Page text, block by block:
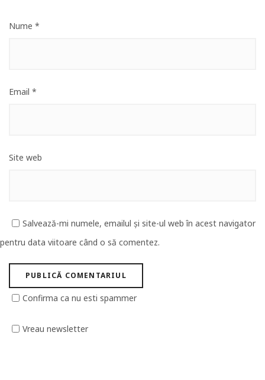
Nume *
Email *
Site web
Salvează-mi numele, emailul și site-ul web în acest navigator
pentru data viitoare când o să comentez.
Confirma ca nu esti spammer
Vreau newsletter